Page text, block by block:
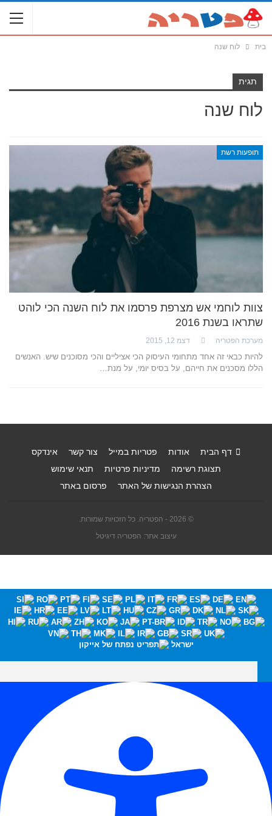
בית לוח שנה
תגית
לוח שנה
תופעות רשת
צוות לוחמי אש מצרפת פרסמו את לוח השנה הכי לוהט
שתראו בשנת 2016
מערכת הפטריה דצמ 12, 2015
להיות כבאי זה אחד מתחומי העיסוק הכי אציליים והכי מסוכנים שיש. האנשים
הללו מסכנים את חייהם, על בסיס יומי, על מנת…
דף הבית אודות פטריות במייל צור קשר
אינדקס
תצוגת רשימה
מדיניות פרטיות
תנאי שימוש
הצהרת הנגישות של האתר
פרסום באתר
© 2026 - הפטריה. כל הזכויות שמורות.
עיצוב אתר: הפטריה דיגיטל
ישראל